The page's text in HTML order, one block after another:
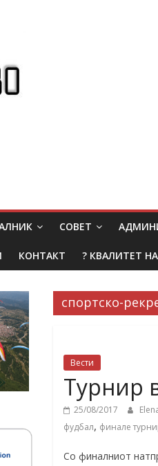
СОВЕТ
КОНТАКТ ? КВАЛИТЕТ
спортско-
Вести
Турнир
25/08/2017
фудбал, финале
Со финалниот